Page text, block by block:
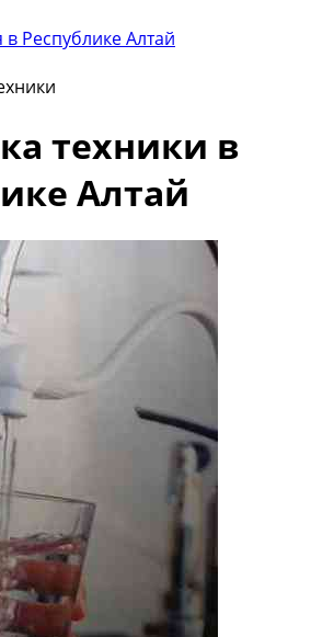
Республике Алтай
техники в
Алтай